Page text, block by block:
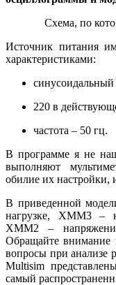
Схема, по
Источник питания
характеристиками:
синусоидальный
220 в
частота – 50 гц.
В программе я не
выполняют
обилие их настройки,
В приведенной
нагрузке, XMM3 –
XMM2 –
Обращайте внимание
вопросы при анализе
Multisim
самый